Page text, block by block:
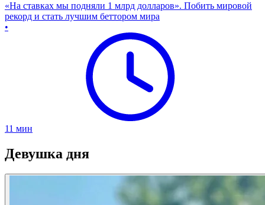
«На ставках мы подняли 1 млрд долларов». Побить мировой
рекорд и стать лучшим беттором мира
•
11 мин
Девушка дня